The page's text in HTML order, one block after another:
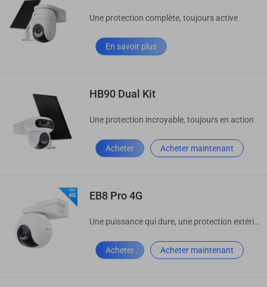
Une protection complète, toujours active
En savoir plus
HB90 Dual Kit
Une protection incroyable, toujours en action
Acheter Acheter maintenant
EB8 Pro 4G
Une puissance qui dure, une protection extérieure qui ne s'arrête jamais
Acheter Acheter maintenant